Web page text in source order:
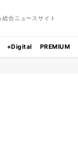
合ニュースサイト
+Digital PREMIUM